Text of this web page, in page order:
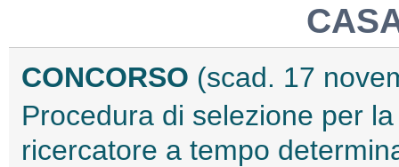
CONCORSO (scad. 17
Procedura di selezione per
ricercatore a tempo